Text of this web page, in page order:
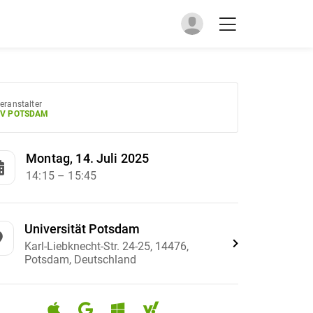
POTSDAM
Montag, 14. Juli 2025
14:15– 15:45
Universität Potsdam
Karl-Liebknecht-Str. 24-25, 14476,
Potsdam, Deutschland